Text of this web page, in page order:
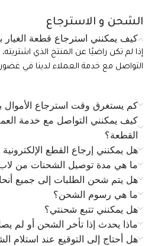
الشحن و الاسترجاع
كيف يمكنني استرجاع قطعة
إذا لم تكن راضيًا عن المنتج الذي
التواصل مع خدمة العملاء لدينا في غضون 14 يومًا من تاريخ
كم يستغرق وقت استرجاع الأموال
كيف يمكنني التواصل مع خدمة
القطعة؟
هل يمكنني إرجاع القطع الإلكترونية
ما هي مدة توصيل الشحنات من
هل يتم شحن الطلبات إلى جميع
ما هي رسوم الشحن؟
هل يمكنني تتبع شحنتي؟
ماذا يحدث إذا تأخر الشحن أو لم
هل أحتاج إلى التوقيع عند استلام